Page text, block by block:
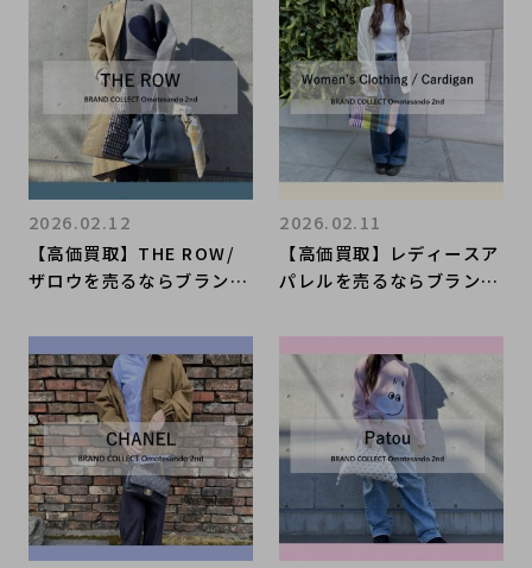
ントとは？MADISON BLU
Eのお洋服は、ぜひ当店に
ご相談ください！
底解説！ブランドコレクト
原宿竹下通り店
【高価買取】THE ROW/
ザロウを売るならブランド
マルゴー買取強化中！当店
だからこそ、高価買取が叶
います。
2026.02.12
【高価買取】レディースア
パレルを売るならブランド
春先まで使えるカーディガ
ン、今が高価買取最大のチ
ャンスです！
2026.02.11